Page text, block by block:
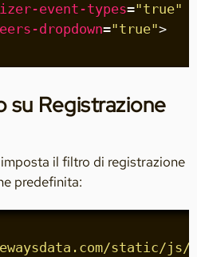
event-types="true"
dropdown="true">
Registrazione
il filtro di registrazione
predefinita:
static/js/